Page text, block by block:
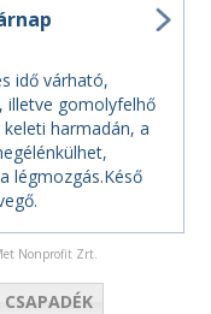
idő várható,
illetve gomolyfelhő
harmadán, a
légmozgás.Késő
Nonprofit Zrt.
CSAPADÉK